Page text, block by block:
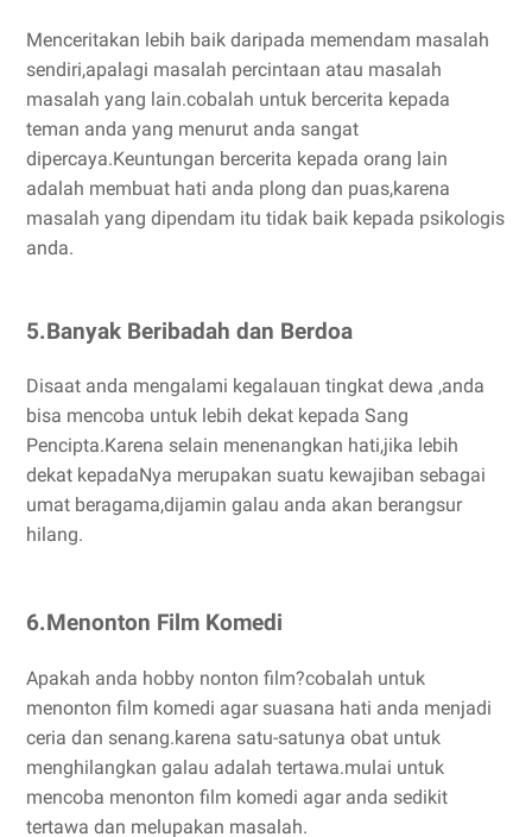
Menceritakan lebih baik daripada memendam masalah
sendiri,apalagi masalah percintaan atau masalah
masalah yang lain.cobalah untuk bercerita kepada
teman anda yang menurut anda sangat
dipercaya.Keuntungan bercerita kepada orang lain
adalah membuat hati anda plong dan puas,karena
masalah yang dipendam itu tidak baik kepada psikologis
anda.
5.Banyak Beribadah dan Berdoa
Disaat anda mengalami kegalauan tingkat dewa ,anda
bisa mencoba untuk lebih dekat kepada Sang
Pencipta.Karena selain menenangkan hati,jika lebih
dekat kepadaNya merupakan suatu kewajiban sebagai
umat beragama,dijamin galau anda akan berangsur
hilang.
6.Menonton Film Komedi
Apakah anda hobby nonton film?cobalah untuk
menonton film komedi agar suasana hati anda menjadi
ceria dan senang.karena satu-satunya obat untuk
menghilangkan galau adalah tertawa.mulai untuk
mencoba menonton film komedi agar anda sedikit
tertawa dan melupakan masalah.